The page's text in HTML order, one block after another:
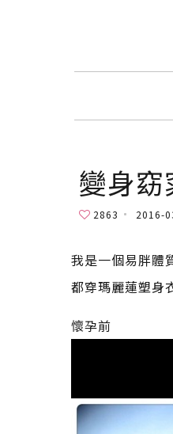
變身窈
2863 2016-
我是一個易胖體
都穿瑪麗蓮塑身
懷孕前